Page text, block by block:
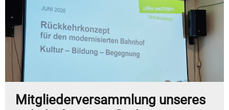
Mitgliederversammlung unseres